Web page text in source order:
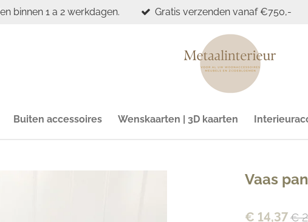
binnen 1 a 2 werkdagen. Gratis verzenden vanaf €750,-
Buiten accessoires Wenskaarten | 3D kaarten
Vaas pan
€ 14,37€